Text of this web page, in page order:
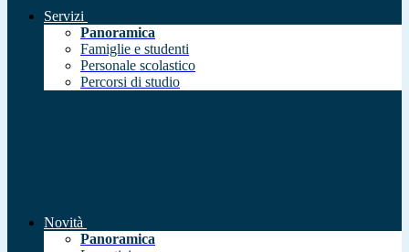
Servizi
Panoramica
Famiglie e studenti
Personale scolastico
Percorsi di studio
Novità
Panoramica